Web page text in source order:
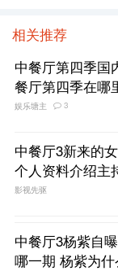
相关推荐
中餐厅第四季国
餐厅第四季在哪
娱乐塘主 3
中餐厅3新来的
个人资料介绍主
影视先驱
中餐厅3杨紫自
哪一期 杨紫为